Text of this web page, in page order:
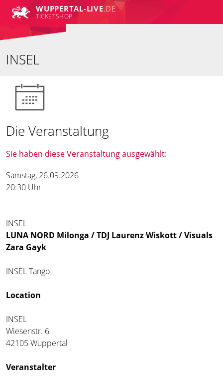
WUPPERTAL-LIVE.DE
TICKETSHOP
INSEL
Die Veranstaltung
Sie haben diese Veranstaltung ausgewählt:
Samstag, 26.09.2026
20:30 Uhr
INSEL
LUNA NORD Milonga / TDJ Laurenz Wiskott / Visuals
Zara Gayk
INSEL Tango
Location
INSEL
Wiesenstr. 6
42105 Wuppertal
Veranstalter